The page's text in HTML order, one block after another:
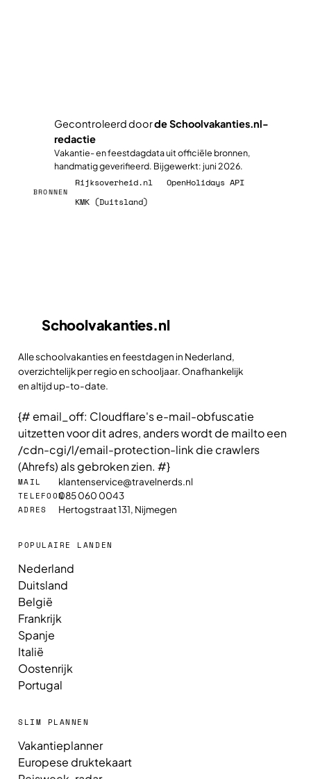
Gecontroleerd doorde Schoolvakanties.nl-
redactie
Vakantie- en feestdagdata uit officiële bronnen,
handmatig geverifieerd. Bijgewerkt: juni 2026.
BRONNEN
Rijksoverheid.nl
OpenHolidays API
KMK (Duitsland)
Schoolvakanties.nl
Alle schoolvakanties en feestdagen in Nederland,
overzichtelijk per regio en schooljaar. Onafhankelijk
en altijd up-to-date.
{# email_off: Cloudflare's e-mail-obfuscatie
uitzetten voor dit adres, anders wordt de mailto een
/cdn-cgi/l/email-protection-link die crawlers
(Ahrefs) als gebroken zien. #}
MAIL klantenservice@travelnerds.nl
TELEFOON085 060 0043
ADRES Hertogstraat 131, Nijmegen
POPULAIRE LANDEN
Nederland
Duitsland
België
Frankrijk
Spanje
Italië
Oostenrijk
Portugal
SLIM PLANNEN
Vakantieplanner
Europese druktekaart